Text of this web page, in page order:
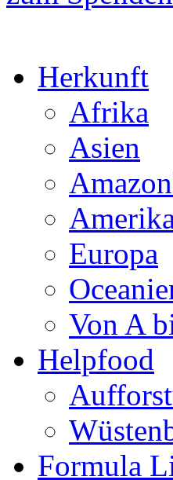
Herkunft
Afrika
Asien
Europa
Von A
Helpfood
Formula